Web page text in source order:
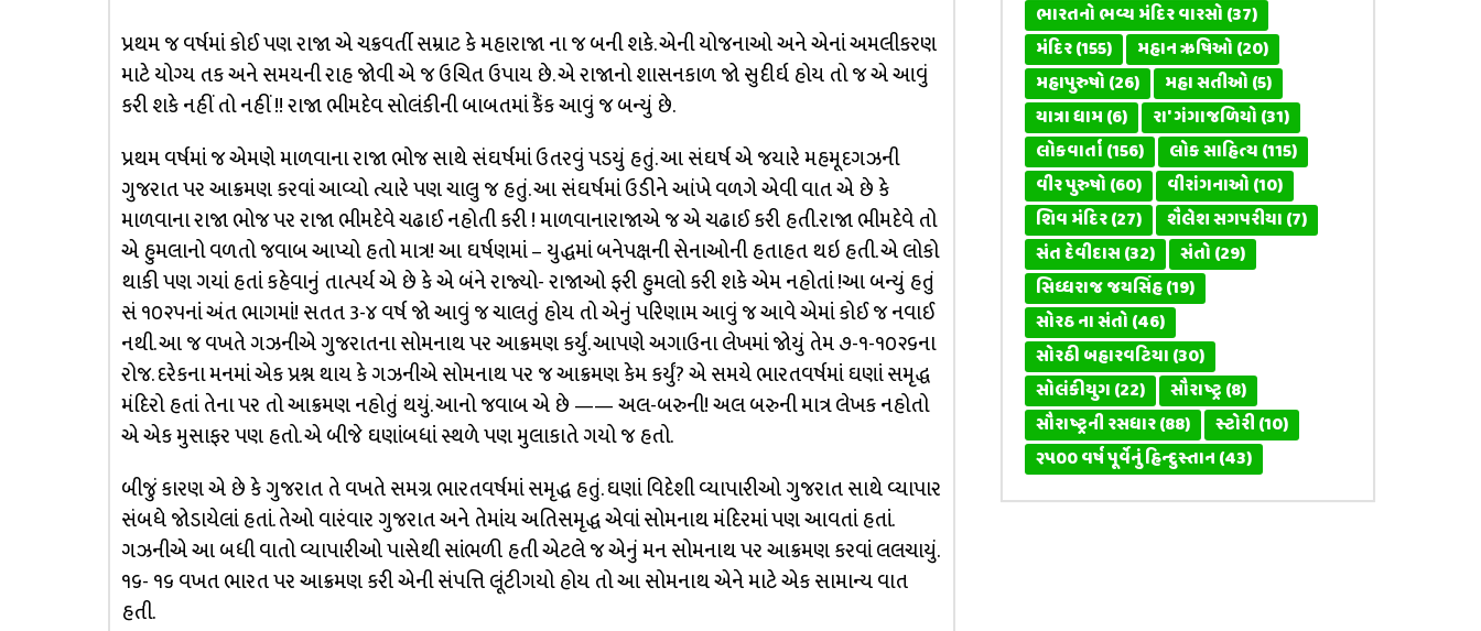
પ્રથમ જ વર્ષમાં કોઈ પણ રાજા એ ચક્રવર્તી સમ્રાટ કે મહારાજા ના જ બની શકે. એની યોજનાઓ અને એનાં અમલીકરણ
માટે યોગ્ય તક અને સમયની રાહ જોવી એ જ ઉચિત ઉપાય છે. એ રાજાનો શાસનકાળ જો સુદીર્ઘ હોય તો જ એ આવું
કરી શકે નહીં તો નહીં !! રાજા ભીમદેવ સોલંકીની બાબતમાં કૈંક આવું જ બન્યું છે.
પ્રથમ વર્ષમાં જ એમણે માળવાના રાજા ભોજ સાથે સંઘર્ષમાં ઉતરવું પડયું હતું. આ સંઘર્ષ એ જયારે મહમૂદગઝની
ગુજરાત પર આક્રમણ કરવાં આવ્યો ત્યારે પણ ચાલુ જ હતું. આ સંઘર્ષમાં ઉડીને આંખે વળગે એવી વાત એ છે કે
માળવાના રાજા ભોજ પર રાજા ભીમદેવે ચઢાઈ નહોતી કરી ! માળવાનારાજાએ જ એ ચઢાઈ કરી હતી.રાજા ભીમદેવે તો
એ હુમલાનો વળતો જવાબ આપ્યો હતો માત્ર! આ ઘર્ષણમાં – યુદ્ધમાં બનેપક્ષની સેનાઓની હતાહત થઇ હતી. એ લોકો
થાકી પણ ગયાં હતાં કહેવાનું તાત્પર્ય એ છે કે એ બંને રાજ્યો- રાજાઓ ફરી હુમલો કરી શકે એમ નહોતાં !આ બન્યું હતું
સં ૧૦૨૫નાં અંત ભાગમાં! સતત 3-૪ વર્ષ જો આવું જ ચાલતું હોય તો એનું પરિણામ આવું જ આવે એમાં કોઈ જ નવાઈ
નથી. આ જ વખતે ગઝનીએ ગુજરાતના સોમનાથ પર આક્રમણ કર્યું. આપણે અગાઉના લેખમાં જોયું તેમ ૭-૧-૧૦૨૬ના
રોજ. દરેકના મનમાં એક પ્રશ્ન થાય કે ગઝનીએ સોમનાથ પર જ આક્રમણ કેમ કર્યું? એ સમયે ભારતવર્ષમાં ઘણાં સમૃદ્ધ
મંદિરો હતાં તેના પર તો આક્રમણ નહોતું થયું. આનો જવાબ એ છે —— અલ-બરુની! અલ બરુની માત્ર લેખક નહોતો
એ એક મુસાફર પણ હતો. એ બીજે ઘણાંબધાં સ્થળે પણ મુલાકાતે ગયો જ હતો.
બીજું કારણ એ છે કે ગુજરાત તે વખતે સમગ્ર ભારતવર્ષમાં સમૃદ્ધ હતું. ઘણાં વિદેશી વ્યાપારીઓ ગુજરાત સાથે વ્યાપાર
સંબધે જોડાયેલાં હતાં. તેઓ વારંવાર ગુજરાત અને તેમાંય અતિસમૃદ્ધ એવાં સોમનાથ મંદિરમાં પણ આવતાં હતાં.
ગઝનીએ આ બધી વાતો વ્યાપારીઓ પાસેથી સાંભળી હતી એટલે જ એનું મન સોમનાથ પર આક્રમણ કરવાં લલચાયું.
૧૬- ૧૬ વખત ભારત પર આક્રમણ કરી એની સંપત્તિ લૂંટીગયો હોય તો આ સોમનાથ એને માટે એક સામાન્ય વાત
હતી.
ભારતનો ભવ્ય મંદિર વારસો(37)
મંદિર(155) મહાન ઋષિઓ(20)
મહાપુરુષો(26) મહા સતીઓ(5)
યાત્રા ધામ(6) રા' ગંગાજળિયો(31)
લોકવાર્તા(156) લોક સાહિત્ય(115)
વીર પુરુષો(60) વીરાંગનાઓ(10)
શિવ મંદિર(27) શૈલેશ સગપરીયા(7)
સંત દેવીદાસ(32) સંતો(29)
સિધ્ધરાજ જયસિંહ(19)
સોરઠ ના સંતો(46)
સોરઠી બહારવટિયા(30)
સોલંકીયુગ(22) સૌરાષ્ટ્ર(8)
સૌરાષ્ટ્રની રસધાર(88) સ્ટોરી(10)
૨૫૦૦ વર્ષ પૂર્વેનું હિન્દુસ્તાન(43)